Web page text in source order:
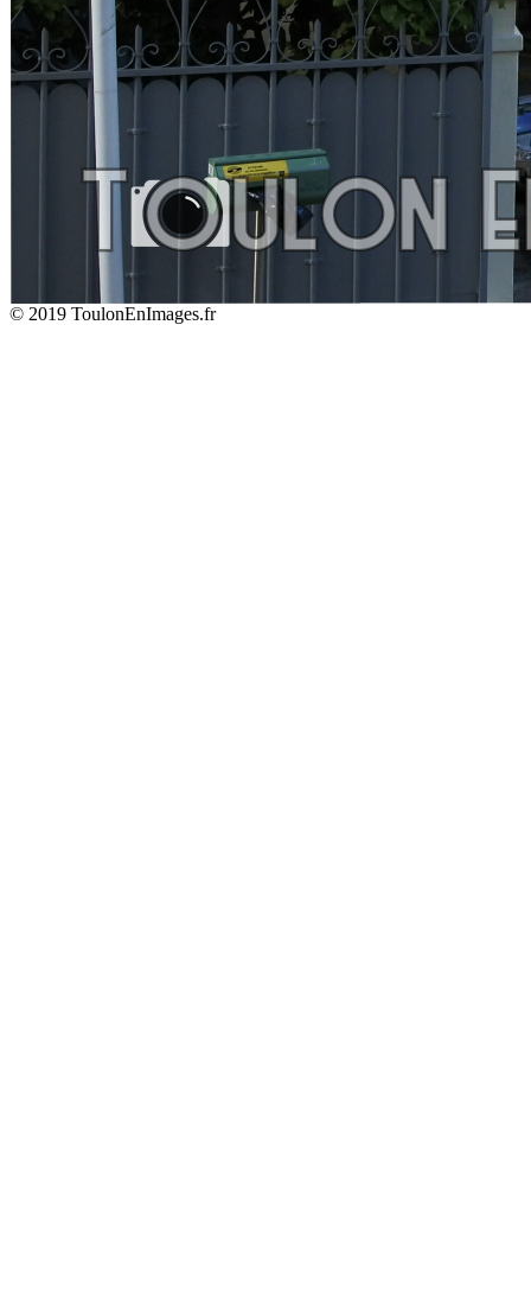
© 2019 ToulonEnImages.fr